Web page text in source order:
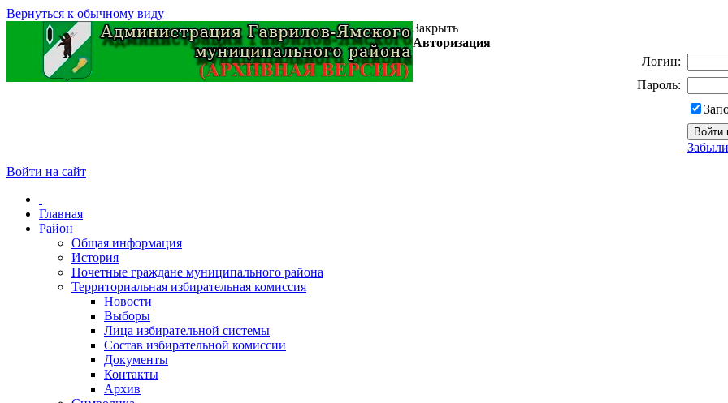
Вернуться к обычному виду
Закрыть
Авторизация
Логин:
Пароль:
Войти на сайт
Главная
Район
Общая информация
История
Почетные граждане муниципального района
Территориальная избирательная комиссия
Новости
Выборы
Лица избирательной системы
Состав избирательной комиссии
Документы
Контакты
Архив